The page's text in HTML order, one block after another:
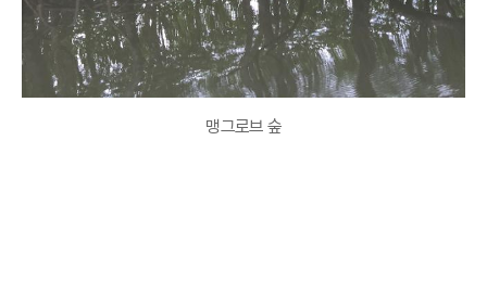
맹그로브 숲